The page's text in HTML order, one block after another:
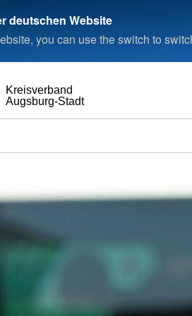
deutschen Website
you can use the switch to
Augsburg-Stadt
Kreisverband